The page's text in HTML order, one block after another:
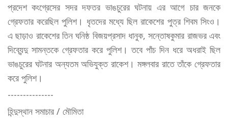
প্রদেশ কংগ্রেসের সদর দফতর ভাঙচুরের ঘটনায় এর আগে চার জনকে
গ্রেফতার করেছিল পুলিশ। ধৃতদের মধ্যে ছিল রাকেশের পুত্র শিবম সিংও।
এ ছাড়াও রাকেশের তিন ঘনিষ্ঠ বিজয়প্রসাদ ধানুক, সন্তোষকুমার রাজভর এবং
দিব্যেন্দু সামন্তকে গ্রেফতার করে পুলিশ। তবে পাঁচ দিন ধরে অধরাই ছিল
ভাঙচুরের ঘটনার অন্যতম অভিযুক্ত রাকেশ। মঙ্গলবার রাতে তাঁকে গ্রেফতার
করে পুলিশ।
---------------
হিন্দুস্থান সমাচার / মৌমিতা